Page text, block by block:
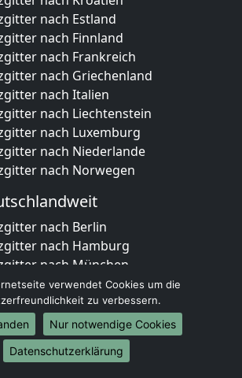
nach Estland
nach Finnland
nach Frankreich
nach Griechenland
nach Italien
nach Liechtenstein
nach Luxemburg
nach Niederlande
nach Norwegen
nach Berlin
nach Hamburg
nach München
nach Köln
nach Frankfurt am Main
nach Stuttgart
nach Düsseldorf
nach Leipzig
verwendet Cookies um die
zu verbessern.
Nur notwendige Cookies
Datenschutzerklärung